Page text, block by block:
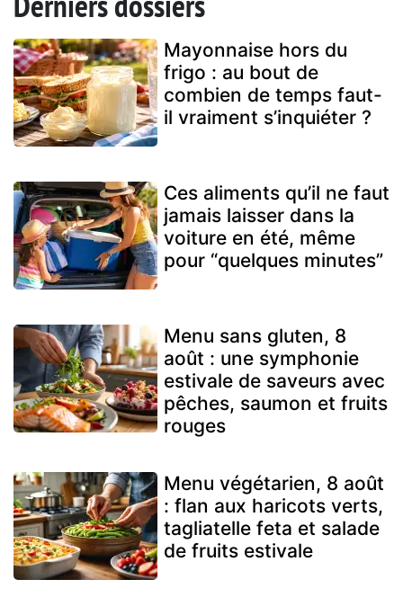
Mayonnaise hors du
frigo : au bout de
combien de temps faut-
il vraiment s’inquiéter ?
Ces aliments qu’il ne faut
jamais laisser dans la
voiture en été, même
pour “quelques minutes”
Menu sans gluten, 8
août : une symphonie
estivale de saveurs avec
pêches, saumon et fruits
rouges
Menu végétarien, 8 août
: flan aux haricots verts,
tagliatelle feta et salade
de fruits estivale